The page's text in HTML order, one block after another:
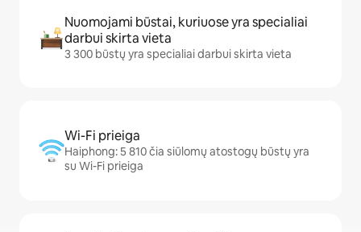
Nuomojami būstai, kuriuose yra specialiai
darbui skirta vieta
3 300 būstų yra specialiai darbui skirta vieta
Wi-Fi prieiga
Haiphong: 5 810 čia siūlomų atostogų būstų yra
su Wi-Fi prieiga